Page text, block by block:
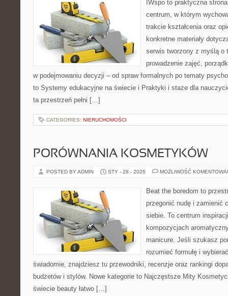
IWspo to praktyczna
centrum, w którym
trakcie kształcenia oraz
konkretne materiały
serwis tworzony z myślą o
prowadzenie zajęć,
w podejmowaniu decyzji – od spraw formalnych po tematy
to Systemy edukacyjne na świecie i Praktyki i staże dla
ta przestrzeń pełni […]
CATEGORIES: NIERUCHOMOŚCI
PORÓWNANIA KOSMETYKÓW
POSTED BY ADMIN STY - 28 - 2026 MOŻLIWOŚĆ
Beat the boredom to
przegonić nudę i zamienić
siebie. To centrum
kompozycjach
manicure. Jeśli szukasz
rozumieć formułę i
świadomie, znajdziesz tu przewodniki, recenzje oraz rankingi
budżetów i stylów. Nowe kategorie to Najczęstsze Mity
świecie beauty łatwo […]